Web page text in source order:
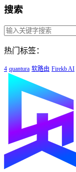
搜索
热门标签：
4 quantura 软路由 Firekb AI